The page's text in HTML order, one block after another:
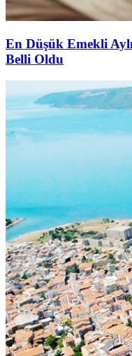
En Düşük Emekli
Belli Oldu